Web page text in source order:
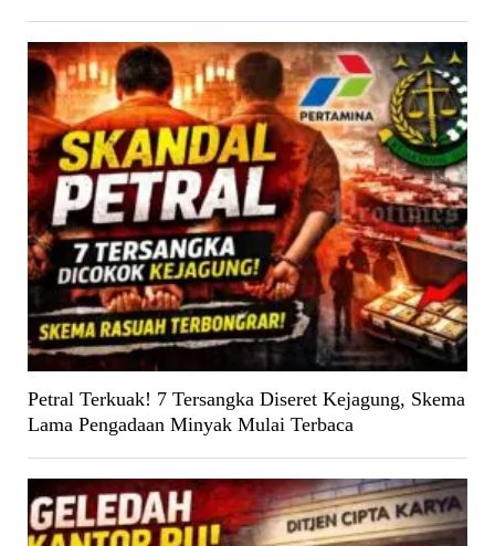
Petral Terkuak! 7 Tersangka Diseret Kejagung, Skema
Lama Pengadaan Minyak Mulai Terbaca